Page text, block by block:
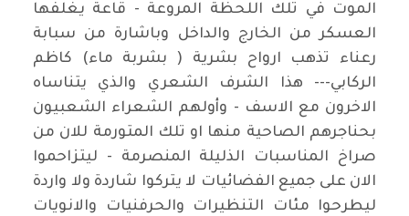
الموت في تلك اللحظة المروعة - قاعة يغلفها
العسكر من الخارج والداخل وباشارة من سبابة
رعناء تذهب ارواح بشرية ( بشربة ماء) كاظم
الركابي--- هذا الشرف الشعري والذي يتناساه
الاخرون مع الاسف - وأولهم الشعراء الشعبيون
بحناجرهم الصاحية منها او تلك المتورمة للان من
صراخ المناسبات الذليلة المنصرمة - ليتزاحموا
الان على جميع الفضائيات لا يتركوا شاردة ولا واردة
ليطرحوا مئات التنظيرات والحرفنيات والانويات